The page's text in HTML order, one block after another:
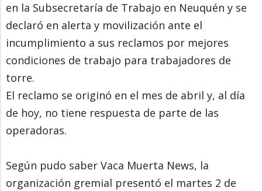
en la Subsecretaría de Trabajo en Neuquén y se
declaró en alerta y movilización ante el
incumplimiento a sus reclamos por mejores
condiciones de trabajo para trabajadores de
torre.
El reclamo se originó en el mes de abril y, al día
de hoy, no tiene respuesta de parte de las
operadoras.
Según pudo saber Vaca Muerta News, la
organización gremial presentó el martes 2 de